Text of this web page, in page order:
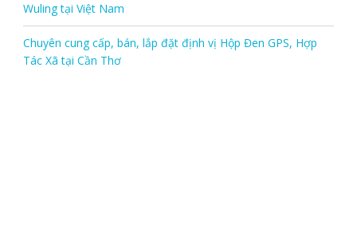
Wuling tại Việt Nam
Chuyên cung cấp, bán, lắp đặt định vị Hộp Đen GPS, Hợp
Tác Xã tại Cần Thơ